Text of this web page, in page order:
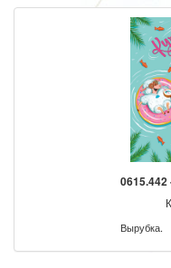
Вырубка.